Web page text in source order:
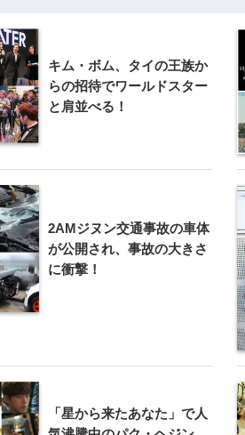
キム・ボム、タイの王族か
らの招待でワールドスター
と肩並べる！
2AMジヌン交通事故の車体
が公開され、事故の大きさ
に衝撃！
「星から来たあなた」で人